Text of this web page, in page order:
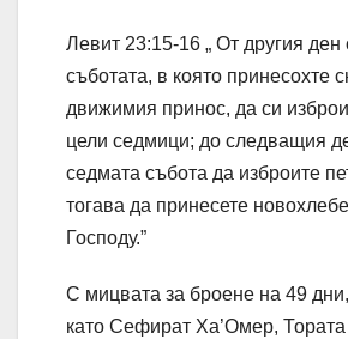
Левит 23:15-16 „ От другия ден
съботата, в която принесохте
движимия принос, да си
цели седмици; до следващия
седмата събота да изброите
тогава да принесете
Господу.”
С мицвата за броене на 49
като Сефират Ха’Омер, Тората